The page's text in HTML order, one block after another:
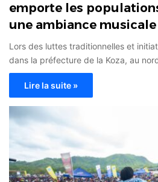
emporte les
une ambiance
Lors des luttes traditionnelles et
dans la préfecture de la Koza, au
Lire la suite »